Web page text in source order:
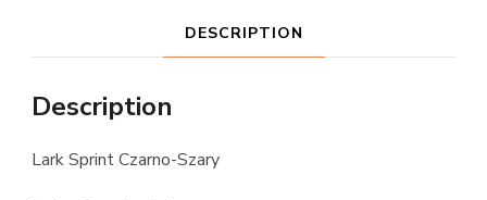
DESCRIPTION
Description
Lark Sprint Czarno-Szary